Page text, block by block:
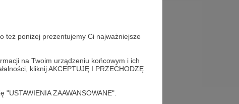
też poniżej prezentujemy Ci najważniejsze
na Twoim urządzeniu końcowym i ich
kliknij AKCEPTUJĘ I PRZECHODZĘ
ZAAWANSOWANE".